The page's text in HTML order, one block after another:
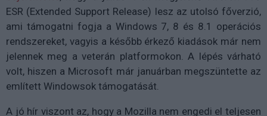
ESR (Extended Support Release) lesz az utolsó főverzió,
ami támogatni fogja a Windows 7, 8 és 8.1 operációs
rendszereket, vagyis a később érkező kiadások már nem
jelennek meg a veterán platformokon. A lépés várható
volt, hiszen a Microsoft már januárban megszüntette az
említett Windowsok támogatását.
A jó hír viszont az, hogy a Mozilla nem engedi el teljesen